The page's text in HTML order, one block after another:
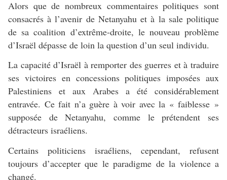
Alors que de nombreux commentaires politiques sont
consacrés à l’avenir de Netanyahu et à la sale politique
de sa coalition d’extrême-droite, le nouveau problème
d’Israël dépasse de loin la question d’un seul individu.
La capacité d’Israël à remporter des guerres et à traduire
ses victoires en concessions politiques imposées aux
Palestiniens et aux Arabes a été considérablement
entravée. Ce fait n’a guère à voir avec la « faiblesse »
supposée de Netanyahu, comme le prétendent ses
détracteurs israéliens.
Certains politiciens israéliens, cependant, refusent
toujours d’accepter que le paradigme de la violence a
changé.